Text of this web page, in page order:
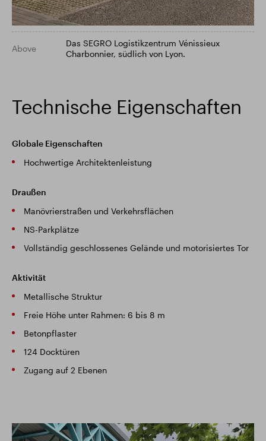
Above
Das SEGRO Logistikzentrum Vénissieux
Charbonnier, südlich von Lyon.
Technische Eigenschaften
Globale Eigenschaften
Hochwertige Architektenleistung
Draußen
Manövrierstraßen und Verkehrsflächen
NS-Parkplätze
Vollständig geschlossenes Gelände und motorisiertes Tor
Aktivität
Metallische Struktur
Freie Höhe unter Rahmen: 6 bis 8 m
Betonpflaster
124 Docktüren
Zugang auf 2 Ebenen